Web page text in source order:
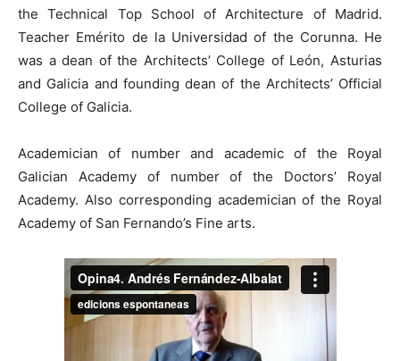
the Technical Top School of Architecture of Madrid.
Teacher Emérito de la Universidad of the Corunna. He
was a dean of the Architects’ College of León, Asturias
and Galicia and founding dean of the Architects’ Official
College of Galicia.
Academician of number and academic of the Royal
Galician Academy of number of the Doctors’ Royal
Academy. Also corresponding academician of the Royal
Academy of San Fernando’s Fine arts.